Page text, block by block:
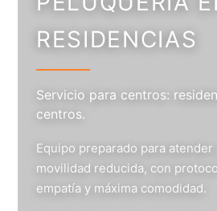
RESIDENCIAS
Servicio para centros:
centros.
Equipo preparado para atender
movilidad reducida, con
empatía y máxima comodidad.